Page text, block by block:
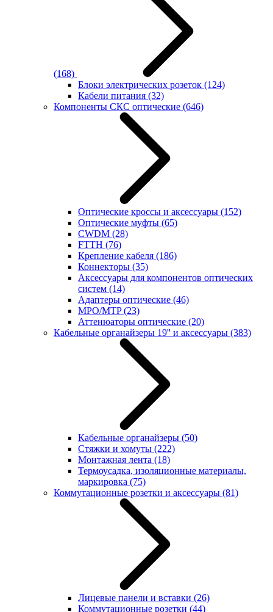
(168)
Блоки электрических розеток (124)
Кабели питания (32)
Компоненты СКС оптические (646)
Оптические кроссы и аксессуары (152)
Оптические муфты (65)
CWDM (28)
FTTH (76)
Крепление кабеля (186)
Коннекторы (35)
Аксессуары для компонентов оптических
систем (14)
Адаптеры оптические (46)
MPO/MTP(23)
Аттенюаторы оптические (20)
Кабельные органайзеры 19'' и аксессуары (383)
Кабельные органайзеры (50)
Стяжки и хомуты (222)
Монтажная лента (18)
Термоусадка, изоляционные материалы,
маркировка (75)
Коммутационные розетки и аксессуары (81)
Лицевые панели и вставки (26)
Коммутационные розетки (44)